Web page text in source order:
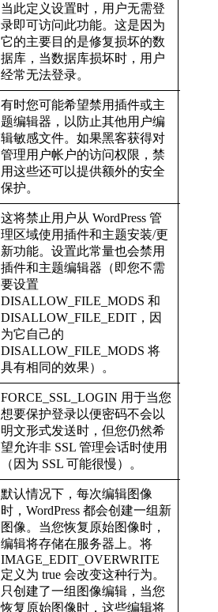
当此定义设置时，用户无需登
录即可访问此功能。这是因为
它的主要目的是修复损坏的数
据库，当数据库损坏时，用户
经常无法登录。
有时您可能希望禁用插件或主
题编辑器，以防止其他用户编
辑敏感文件。如果黑客获得对
管理用户帐户的访问权限，禁
用这些还可以提供额外的安全
保护。
这将禁止用户从 WordPress 管
理区域使用插件和主题安装/更
新功能。设置此常量也会禁用
插件和主题编辑器（即您不需
要设置
DISALLOW_FILE_MODS 和
DISALLOW_FILE_EDIT，因
为它自己的
DISALLOW_FILE_MODS 将
具有相同的效果）。
FORCE_SSL_LOGIN 用于当您
想要保护登录以便密码不会以
明文形式发送时，但您仍然希
望允许非 SSL 管理会话时使用
（因为 SSL 可能很慢）。
默认情况下，每次编辑图像
时，WordPress 都会创建一组新
图像。当您恢复原始图像时，
编辑将存储在服务器上。将
IMAGE_EDIT_OVERWRITE
定义为 true 会改变这种行为。
只创建了一组图像编辑，当您
恢复原始图像时，这些编辑将